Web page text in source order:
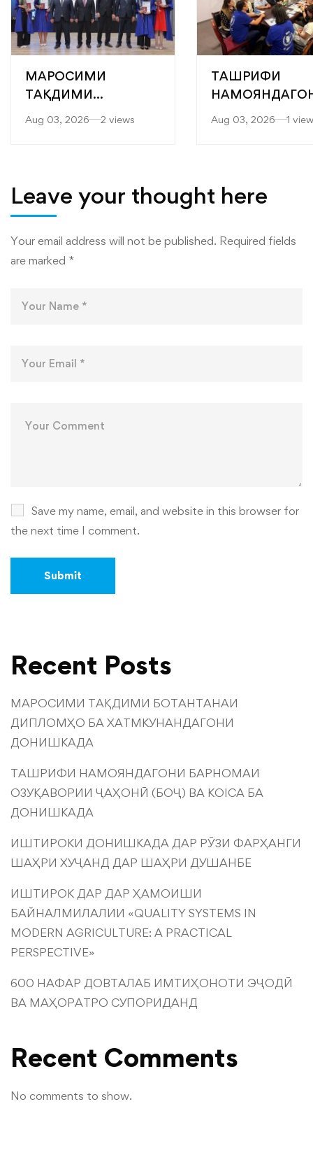
МАРОСИМИ
ТАҚДИМИ
Aug 03, 2026 2 views
ТАШРИФИ
ДОНИШКАДА
Aug 03, 2026 1
Leave your thought here
Your email address will not be published. Required fields
are marked *
Save my name, email, and website in this browser for
the next time I comment.
Recent Posts
МАРОСИМИ ТАҚДИМИ БОТАНТАНАИ
ДИПЛОМҲО БА ХАТМКУНАНДАГОНИ
ДОНИШКАДА
ТАШРИФИ НАМОЯНДАГОНИ БАРНОМАИ
ОЗУҚАВОРИИ ҶАҲОНӢ (БОҶ) ВА KOICA БА
ДОНИШКАДА
ИШТИРОКИ ДОНИШКАДА ДАР РӮЗИ ФАРҲАНГИ
ШАҲРИ ХУҶАНД ДАР ШАҲРИ ДУШАНБЕ
ИШТИРОК ДАР ДАР ҲАМОИШИ
БАЙНАЛМИЛАЛИИ «QUALITY SYSTEMS IN
MODERN AGRICULTURE: A PRACTICAL
PERSPECTIVE»
600 НАФАР ДОВТАЛАБ ИМТИҲОНОТИ ЭҶОДӢ
ВА МАҲОРАТРО СУПОРИДАНД
Recent Comments
No comments to show.